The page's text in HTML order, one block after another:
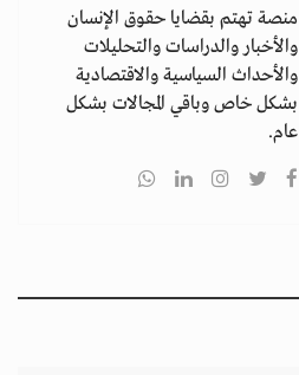
منصة تهتم بقضايا حقوق الإنسان
والأخبار والدراسات والتحليلات
والأحداث السياسية والاقتصادية
بشكل خاص وباقي المجالات بشكل
عام.